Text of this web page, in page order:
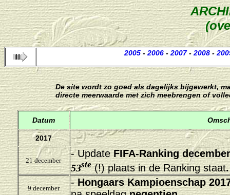
2005- 2006- 2007- 2008-
De site wordt zo goed als dagelijks bijgewerkt,
directe meerwaarde met zich meebrengen of
Datum
2017
21 december
- Update FIFA-Ranking
53ste(!) plaats in de Ranking staat.
9 december
-Hongaars Kampioenschap